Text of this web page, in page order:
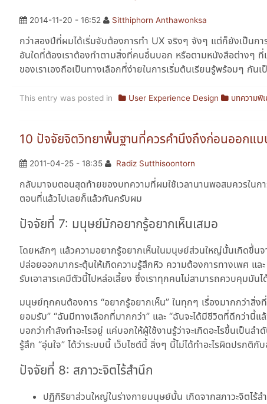
2014-11-20 - 16:52 Sitthiphorn Anthawonksa
กว่าสองปีที่ผมได้เริ่มจับต้องการทำ UX จริงๆ จังๆ แต่ก็ยังเป็นการ
อันใดที่ต้องเราต้องทำตามสิ่งที่คนอื่นบอก หรือตามหนังสือต่างๆ ที่เ
ของเราเองถือเป็นทางเลือกที่ง่ายในการเริ่มต้นเรียนรู้พร้อมๆ กั
This entry was posted in User Experience Design บทความพิ
10 ปัจจัยจิตวิทยาพื้นฐานที่ควรคำนึงถึงก่อนออกแ
2011-04-25 - 18:35 Radiz Sutthisoontorn
กลับมาจบตอนสุดท้ายของบทความที่ผมใช้เวลานานพอสมควรในกา
ตอนที่แล้วไปเลยก็แล้วกันครับผม
ปัจจัยที่ 7: มนุษย์มักอยากรู้อยากเห็นเสมอ
โดยหลักๆ แล้วความอยากรู้อยากเห็นในมนุษย์ส่วนใหญ่นั้นเกิดขึ้นจ
ปล่อยออกมากระตุ้นให้เกิดความรู้สึกหิว ความต้องการทางเพศ และ
รับเอาสารเคมีตัวนี้ไปหล่อเลี้ยง ซึ่งเราทุกคนไม่สามารถควบคุมมั
มนุษย์ทุกคนต้องการ อยากรู้อยากเห็น ในทุกๆ เรื่องมากกว่าสิ่ง
ยอมรับ
ฉันมีทางเลือกที่มากกว่า และ ฉันจะได้มีชีวิตที่ดีกว่านี้แ
บอกว่ากำลังทำอะไรอยู่ แค่บอกให้ผู้ใช้งานรู้ว่าจะเกิดอะไรขึ้นเป็น
รู้สึก
อุ่นใจ ได้ว่าระบบนี้ เว็บไซต์นี้ สิ่งๆ นี้ไม่ได้ทำอะไรผิดปรกติกั
ปัจจัยที่ 8: สภาวะจิตไร้สำนึก
ปฏิกิริยาส่วนใหญ่ในร่างกายมนุษย์นั้น เกิดจากสภาวะจิตไร้ส